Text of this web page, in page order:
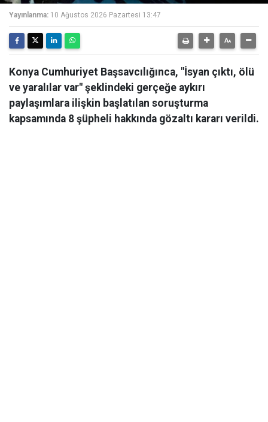
Yayınlanma: 10 Ağustos 2026 Pazartesi 13:47
Konya Cumhuriyet Başsavcılığınca, "İsyan çıktı, ölü
ve yaralılar var" şeklindeki gerçeğe aykırı
paylaşımlara ilişkin başlatılan soruşturma
kapsamında 8 şüpheli hakkında gözaltı kararı verildi.